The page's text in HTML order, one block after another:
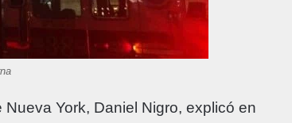
York, Daniel Nigro, explicó en